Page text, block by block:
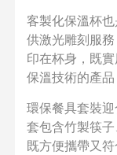
客製化保溫杯
供激光雕刻服
印在杯身，既
保溫技術的產品
環保餐具套裝
套包含竹製筷
既方便攜帶又符